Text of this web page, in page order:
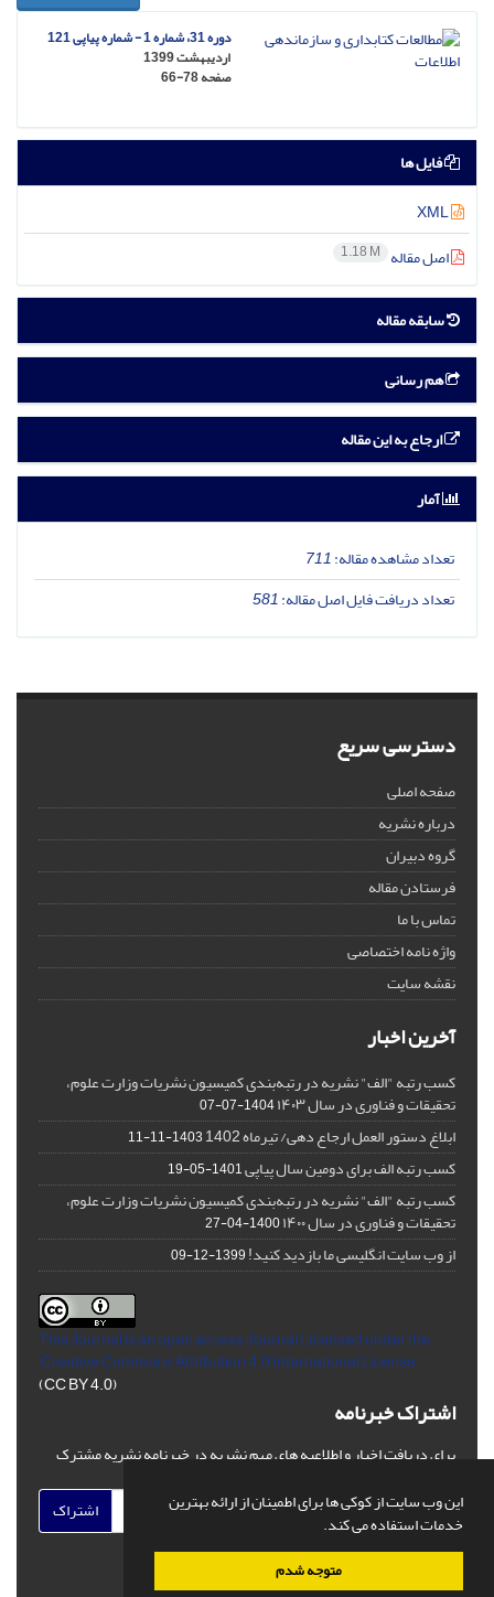
این وب سایت از کوکی ها برای اطمینان از ارائه بهترین
خدمات استفاده می کند.
متوجه شدم
دوره 31، شماره 1 - شماره پیاپی 121
اردیبهشت 1399
صفحه66-78
فایل ها
اصل مقاله 1.18 M
سابقه مقاله
هم رسانی
ارجاع به این مقاله
آمار
تعداد مشاهده مقاله:711
تعداد دریافت فایل اصل مقاله:581
دسترسی سریع
صفحه اصلی
درباره نشریه
گروه دبیران
فرستادن مقاله
تماس با ما
واژه نامه اختصاصی
نقشه سایت
آخرین اخبار
کسب رتبه "الف" نشریه در رتبه‌بندی کمیسیون نشریات وزارت علوم،
تحقیقات و فناوری در سال ۱۴۰۳ 1404-07-07
ابلاغ دستور العمل ارجاع دهی/ تیرماه 1402 1403-11-11
کسب رتبه الف برای دومین سال پیاپی1401-05-19
کسب رتبه "الف" نشریه در رتبه‌بندی کمیسیون نشریات وزارت علوم،
تحقیقات و فناوری در سال ۱۴۰۰ 1400-04-27
از وب سایت انگلیسی ما بازدید کنید!1399-12-09
This Journal is an open access Journal Licensedunder the
Creative Commons Attribution 4.0 International License
(CC BY 4.0)
اشتراک خبرنامه
برای دریافت اخبار و اطلاعیه های مهم نشریه در خبرنامه نشریه مشترک
اشتراک